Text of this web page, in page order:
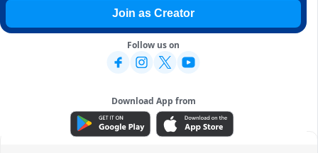
Join as Creator
Follow us on
Download App from
ADVERTISEMENT